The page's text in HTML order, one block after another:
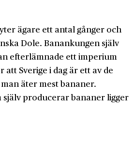
ägare ett antal gånger och
Dole. Banan­kungen själv
efter­lämnade ett imperium
Sverige i dag är ett av de
äter mest bananer.
själv producerar bananer ligger